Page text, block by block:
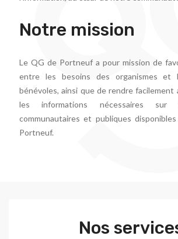
Notre mission
Le QG de Portneuf a pour mission de
entre les besoins des organismes et
bénévoles, ainsi que de rendre facilement
les informations nécessaires sur
communautaires et publiques
Portneuf.
Nos